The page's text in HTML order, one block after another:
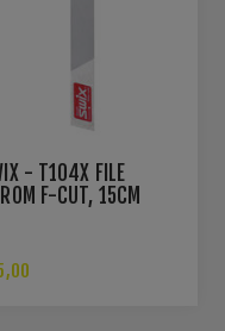
- T104X FILE
F-CUT, 15CM